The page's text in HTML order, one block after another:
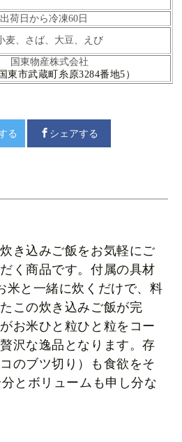
出荷日から冷凍60日
麦、さば、大豆、えび
国東物産株式会社
東市武蔵町糸原3284番地5）
る シェアする
き込みご飯をお気軽にご
く商品です。付属の具材
米と一緒に炊くだけで、料
この炊き込みご飯が完
お米ひと粒ひと粒をコー
沢な逸品となります。存
のブツ切り）も食欲をそ
とボリュームも申し分な